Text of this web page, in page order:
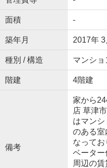
面積 -
築年月 2017年
種別 / 構造 マンショ
階建 4階建
備考
家から
店 草津
はマン
のある室
なって
ベーター
周辺の